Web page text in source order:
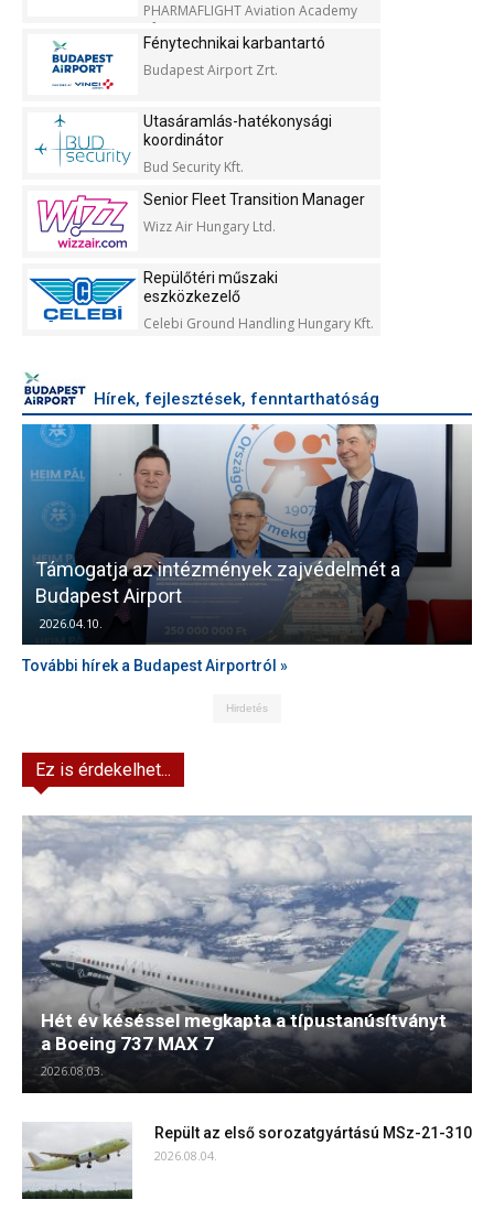
PHARMAFLIGHT Aviation Academy
Kft.
Fénytechnikai karbantartó
Budapest Airport Zrt.
Utasáramlás-hatékonysági
koordinátor
Bud Security Kft.
Senior Fleet Transition Manager
Wizz Air Hungary Ltd.
Repülőtéri műszaki
eszközkezelő
Celebi Ground Handling Hungary Kft.
Hírek, fejlesztések, fenntarthatóság
Támogatja az intézmények zajvédelmét a
Budapest Airport
2026.04.10.
További hírek a Budapest Airportról »
Hirdetés
Ez is érdekelhet...
Hét év késéssel megkapta a típustanúsítványt
a Boeing 737 MAX 7
2026.08.03.
Repült az első sorozatgyártású MSz-21-310
2026.08.04.